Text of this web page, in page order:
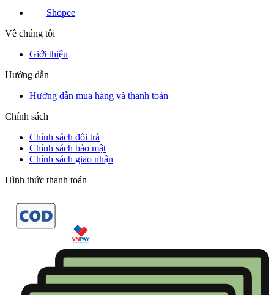
Shopee
Về chúng tôi
Giới thiệu
Hướng dẫn
Hướng dẫn mua hàng và thanh toán
Chính sách
Chính sách đổi trả
Chính sách bảo mật
Chính sách giao nhận
Hình thức thanh toán